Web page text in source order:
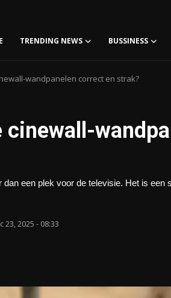
TRENDING NEWS BUSSINESS
wandpanelen correct en strak?
cinewall-
een plek voor de televisie. Het is een
23, 2025 - 08:33